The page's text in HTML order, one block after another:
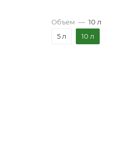
Объем — 10 л
5 л
10 л